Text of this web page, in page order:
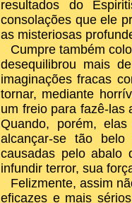
resultados do
consolações que ele
as misteriosas
Cumpre também
desequilibrou mais
imaginações fracas
tornar, mediante
um freio para fazê-las
Quando, porém,
alcançar-se tão
causadas pelo abalo
infundir terror, sua
Felizmente, assim
eficazes e mais